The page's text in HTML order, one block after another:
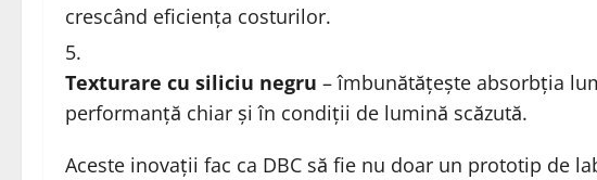
crescând eficiența costurilor.
Texturare cu siliciu negru – îmbunătățește absorbția
performanță chiar și în condiții de lumină scăzută.
Aceste inovații fac ca DBC să fie nu doar un prototip de